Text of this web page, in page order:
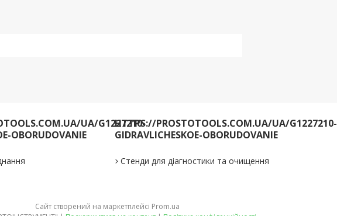
UA/G1227210-
OBORUDOVANIE
HTTPS://PROSTOTOOLS.COM.UA/UA/G1227210-
GIDRAVLICHESKOE-OBORUDOVANIE
Стенди для діагностики та очищення
Сайт створений на маркетплейсі Prom.ua